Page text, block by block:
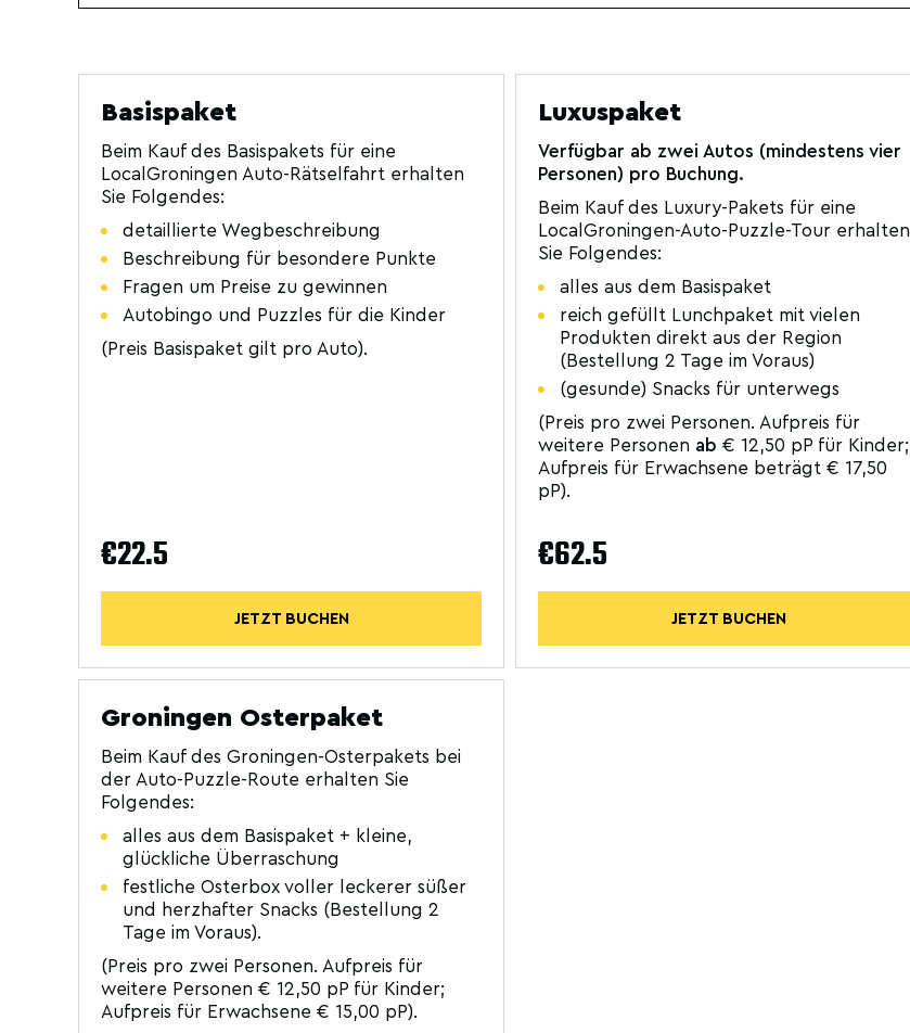
Basispaket
Beim Kauf des Basispakets für eine
LocalGroningen Auto-Rätselfahrt erhalten
Sie Folgendes:
detaillierte Wegbeschreibung
Beschreibung für besondere Punkte
Fragen um Preise zu gewinnen
Autobingo und Puzzles für die Kinder
(Preis Basispaket gilt pro Auto).
€22.5
JETZT BUCHEN
Luxuspaket
Verfügbar ab zwei Autos (mindestens vier
Personen) pro Buchung.
Beim Kauf des Luxury-Pakets für eine
LocalGroningen-Auto-Puzzle-Tour erhalten
Sie Folgendes:
alles aus dem Basispaket
reich gefüllt Lunchpaket mit vielen
Produkten direkt aus der Region
(Bestellung 2 Tage im Voraus)
(gesunde) Snacks für unterwegs
(Preis pro zwei Personen. Aufpreis für
weitere Personen ab € 12,50 pP für Kinder;
Aufpreis für Erwachsene beträgt € 17,50
pP).
€62.5
JETZT BUCHEN
Groningen Osterpaket
Beim Kauf des Groningen-Osterpakets bei
der Auto-Puzzle-Route erhalten Sie
Folgendes:
alles aus dem Basispaket + kleine,
glückliche Überraschung
festliche Osterbox voller leckerer süßer
und herzhafter Snacks (Bestellung 2
Tage im Voraus).
(Preis pro zwei Personen. Aufpreis für
weitere Personen € 12,50 pP für Kinder;
Aufpreis für Erwachsene € 15,00 pP).